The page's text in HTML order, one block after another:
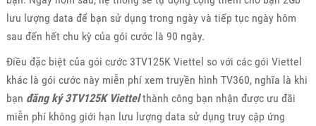
lưu lượng data để bạn sử dụng trong ngày và tiếp tục ngày hôm
sau đến hết chu kỳ của gói cước là 90 ngày.
Điều đặc biệt của gói cước 3TV125K Viettel so với các gói Viettel
khác là gói cước này miễn phí xem truyền hình TV360, nghĩa là khi
bạn đăng ký 3TV125K Viettelthành công bạn nhận được ưu đãi
miễn phí không giới hạn lưu lượng data sử dụng truy cập ứng